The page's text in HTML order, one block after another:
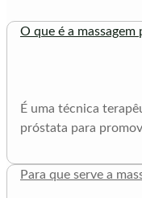
O que é a massagem
É uma técnica
próstata para
Para que serve a